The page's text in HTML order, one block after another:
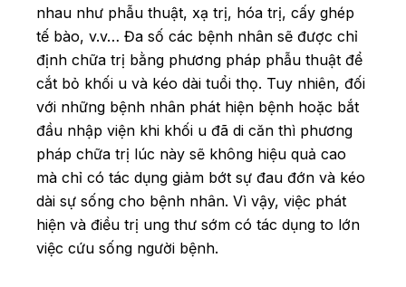
nhau như phẫu thuật, xạ trị, hóa trị, cấy ghép
tế bào, v.v… Đa số các bệnh nhân sẽ được chỉ
định chữa trị bằng phương pháp phẫu thuật để
cắt bỏ khối u và kéo dài tuổi thọ. Tuy nhiên, đối
với những bệnh nhân phát hiện bệnh hoặc bắt
đầu nhập viện khi khối u đã di căn thì phương
pháp chữa trị lúc này sẽ không hiệu quả cao
mà chỉ có tác dụng giảm bớt sự đau đớn và kéo
dài sự sống cho bệnh nhân. Vì vậy, việc phát
hiện và điều trị ung thư sớm có tác dụng to lớn
việc cứu sống người bệnh.